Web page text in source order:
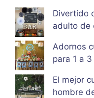
Divertido
adulto de
Adornos
para 1 a
El mejor
hombre